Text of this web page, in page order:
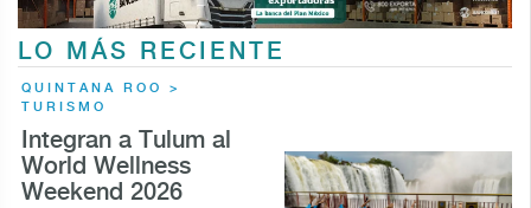
LO MÁS RECIENTE
QUINTANA ROO >
TURISMO
Integran a Tulum al
World Wellness
Weekend 2026